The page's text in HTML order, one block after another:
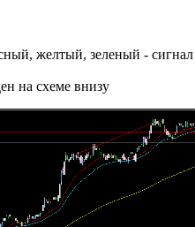
желтый, зеленый -
на схеме внизу